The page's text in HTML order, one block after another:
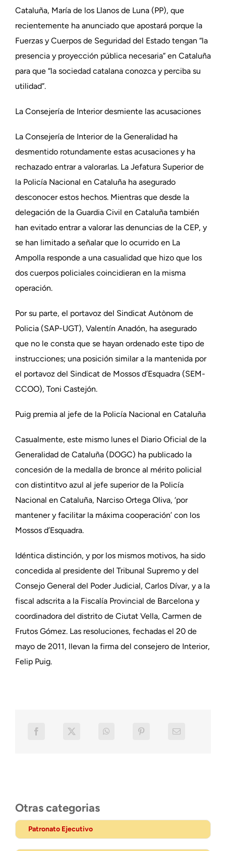
Cataluña, María de los Llanos de Luna (PP), que
recientemente ha anunciado que apostará porque la
Fuerzas y Cuerpos de Seguridad del Estado tengan “la
presencia y proyección pública necesaria” en Cataluña
para que “la sociedad catalana conozca y perciba su
utilidad”.
La Consejería de Interior desmiente las acusaciones
La Consejería de Interior de la Generalidad ha
desmentido rotundamente estas acusaciones y ha
rechazado entrar a valorarlas. La Jefatura Superior de
la Policía Nacional en Cataluña ha asegurado
desconocer estos hechos. Mientras que desde la
delegación de la Guardia Civil en Cataluña también
han evitado entrar a valorar las denuncias de la CEP, y
se han limitado a señalar que lo ocurrido en La
Ampolla responde a una casualidad que hizo que los
dos cuerpos policiales coincidieran en la misma
operación.
Por su parte, el portavoz del Sindicat Autònom de
Policia (SAP-UGT), Valentín Anadón, ha asegurado
que no le consta que se hayan ordenado este tipo de
instrucciones; una posición similar a la mantenida por
el portavoz del Sindicat de Mossos d’Esquadra (SEM-
CCOO), Toni Castejón.
Puig premia al jefe de la Policía Nacional en Cataluña
Casualmente, este mismo lunes el Diario Oficial de la
Generalidad de Cataluña (DOGC) ha publicado la
concesión de la medalla de bronce al mérito policial
con distintitvo azul al jefe superior de la Policía
Nacional en Cataluña, Narciso Ortega Oliva, ‘por
mantener y facilitar la máxima cooperación’ con los
Mossos d’Esquadra.
Idéntica distinción, y por los mismos motivos, ha sido
concedida al presidente del Tribunal Supremo y del
Consejo General del Poder Judicial, Carlos Dívar, y a la
fiscal adscrita a la Fiscalía Provincial de Barcelona y
coordinadora del distrito de Ciutat Vella, Carmen de
Frutos Gómez. Las resoluciones, fechadas el 20 de
mayo de 2011, llevan la firma del consejero de Interior,
Felip Puig.
Otras categorias
Patronato Ejecutivo